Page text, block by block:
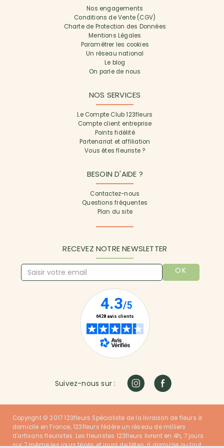
Nos engagements
Conditions de Vente (CGV)
Charte de Protection des Données
Mentions Légales
Paramétrer les cookies
Un réseau national
Le blog
On parle de nous
NOS SERVICES
Le Compte Club 123fleurs
Compte client entreprise
Points fidélité
Partenariat et affiliation
Vous êtes fleuriste ?
BESOIN D'AIDE ?
Contactez-nous
Questions fréquentes
Plan du site
RECEVEZ NOTRE NEWSLETTER
OK
Suivez-nous sur :
Copyright © 2017 123fleurs Spécialiste de la livraison de fleurs à
domicile en France, 123fleurs fédère un réseau de milliers
d'artisans fleuristes. Les fleuristes 123fleurs livrent en 4h, 7 jours
sur 7 même les jours fériés et jours de fêtes, à domicile ou tout